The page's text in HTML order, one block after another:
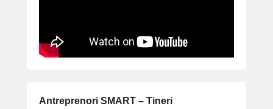
Antreprenori SMART – Tineri